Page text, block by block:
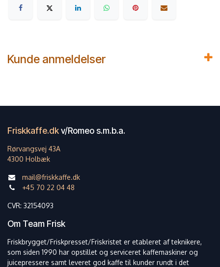
Kunde anmeldelser
Friskkaffe.dkv/Romeo s.m.b.a.
Rørvangsvej 43A
4300 Holbæk
mail@friskkaffe.dk
+45 70 22 04 48
CVR: 32154093
Om Team Frisk
Friskbrygget/Friskpresset/Friskristet er etableret af teknikere,
som siden 1990 har opstillet og serviceret kaffemaskiner og
juicepressere samt leveret god kaffe til kunder rundt i det